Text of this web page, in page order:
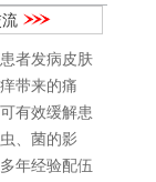
者发病皮肤
带来的痛
有效缓解患
、菌的影
年经验配伍